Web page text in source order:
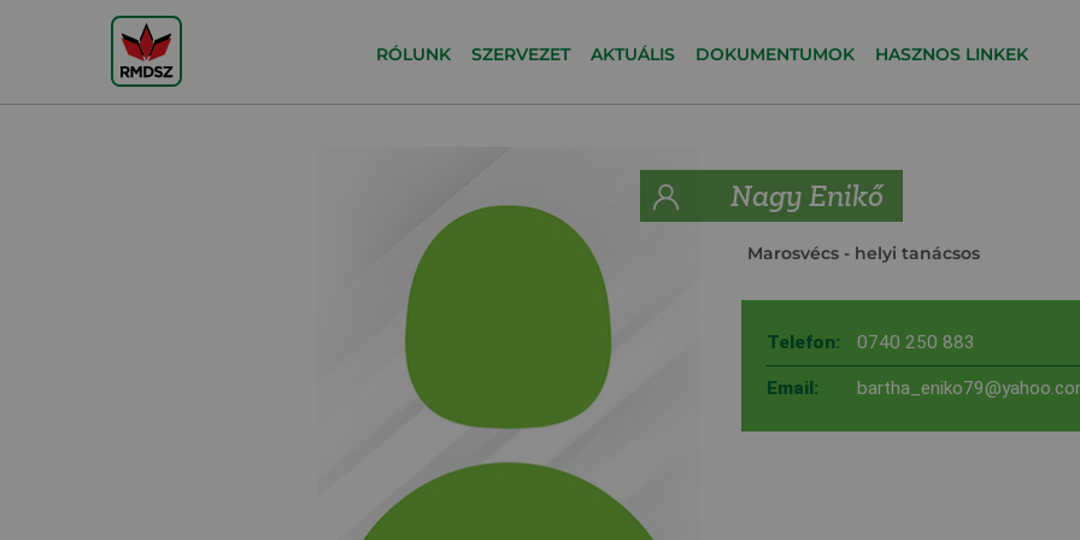
RÓLUNK SZERVEZET AKTUÁLIS DOKUMENTUMOK HASZNOS LINKEK
Nagy Enikő
Marosvécs- helyi tanácsos
Telefon: 0740 250 883
Email: